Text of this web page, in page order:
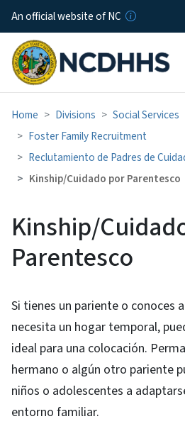
An official website of NC
Home Divisions Social Services
Foster Family Recruitment
Reclutamiento de Padres de
Kinship/Cuidado por Parentesco
Kinship/
Parentesco
Si tienes un pariente o conoces
necesita un hogar temporal,
ideal para una colocación.
hermano o algún otro pariente
niños o adolescentes a
entorno familiar.